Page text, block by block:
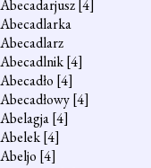
Abecadarjusz[4]
Abecadlarka
Abecadlarz
Abecadlnik[4]
Abecadło [4]
Abecadłowy[4]
Abelagja[4]
Abelek[4]
Abeljo [4]